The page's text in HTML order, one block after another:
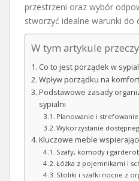
przestrzeni oraz wybór
stworzyć idealne warunki do
W tym artykule
Co to jest porządek w
Wpływ porządku na
Podstawowe zasady
sypialni
Planowanie i
Wykorzystanie
Kluczowe meble
Szafy, komody i
Łóżka z pojemnikami i
Stoliki i szafki nocne z